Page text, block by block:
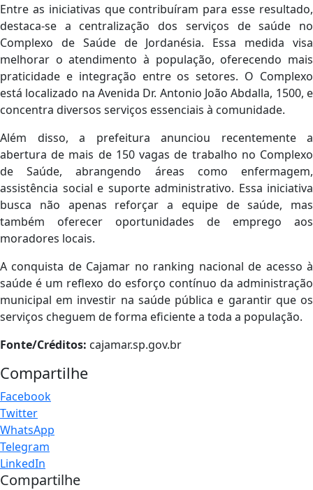
Entre as iniciativas que contribuíram para esse resultado,
destaca-se a centralização dos serviços de saúde no
Complexo de Saúde de Jordanésia. Essa medida visa
melhorar o atendimento à população, oferecendo mais
praticidade e integração entre os setores. O Complexo
está localizado na Avenida Dr. Antonio João Abdalla, 1500, e
concentra diversos serviços essenciais à comunidade.
Além disso, a prefeitura anunciou recentemente a
abertura de mais de 150 vagas de trabalho no Complexo
de Saúde, abrangendo áreas como enfermagem,
assistência social e suporte administrativo. Essa iniciativa
busca não apenas reforçar a equipe de saúde, mas
também oferecer oportunidades de emprego aos
moradores locais.
A conquista de Cajamar no ranking nacional de acesso à
saúde é um reflexo do esforço contínuo da administração
municipal em investir na saúde pública e garantir que os
serviços cheguem de forma eficiente a toda a população.
Fonte/Créditos: cajamar.sp.gov.br
Compartilhe
Facebook
Twitter
WhatsApp
Telegram
LinkedIn
Compartilhe